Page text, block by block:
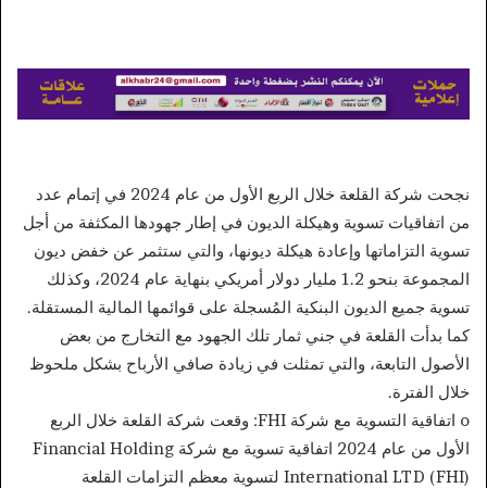
نجحت شركة القلعة خلال الربع الأول من عام 2024 في إتمام عدد
من اتفاقيات تسوية وهيكلة الديون في إطار جهودها المكثفة من أجل
تسوية التزاماتها وإعادة هيكلة ديونها، والتي ستثمر عن خفض ديون
المجموعة بنحو 1.2 مليار دولار أمريكي بنهاية عام 2024، وكذلك
تسوية جميع الديون البنكية المُسجلة على قوائمها المالية المستقلة.
كما بدأت القلعة في جني ثمار تلك الجهود مع التخارج من بعض
الأصول التابعة، والتي تمثلت في زيادة صافي الأرباح بشكل ملحوظ
خلال الفترة.
o اتفاقية التسوية مع شركة FHI: وقعت شركة القلعة خلال الربع
الأول من عام 2024 اتفاقية تسوية مع شركة Financial Holding
International LTD (FHI) لتسوية معظم التزامات القلعة